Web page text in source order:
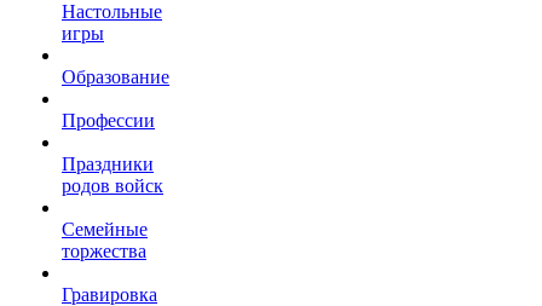
Настольные
игры
Образование
Профессии
Праздники
родов войск
Семейные
торжества
Гравировка